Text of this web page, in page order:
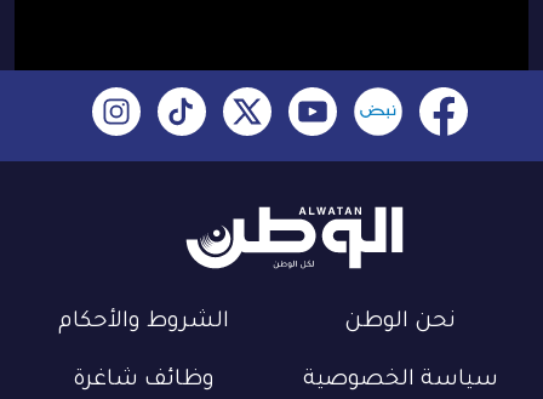
نحن الوطن الشروط والأحكام
سياسة الخصوصية وظائف شاغرة